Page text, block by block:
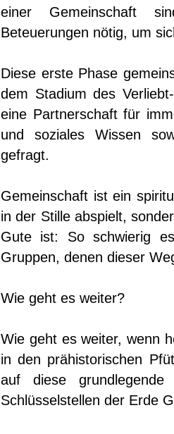
einer Gemeinschaft
Beteuerungen nötig, um
Diese erste Phase
dem Stadium des
eine Partnerschaft für
und soziales Wissen
gefragt.
Gemeinschaft ist ein
in der Stille abspielt,
Gute ist: So schwierig
Gruppen, denen dieser
Wie geht es weiter?
Wie geht es weiter, wenn
in den prähistorischen
auf diese
Schlüsselstellen der Erde